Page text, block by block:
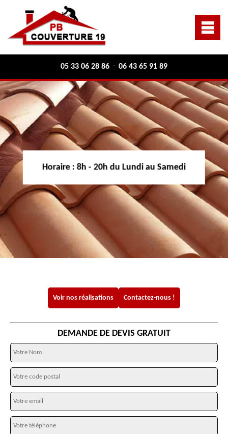
05 33 06 28 86 - 06 43 65 91 89
Horaire : 8h - 20h du Lundi au Samedi
Voir nos réalisations Contactez-nous !
DEMANDE DE DEVIS GRATUIT